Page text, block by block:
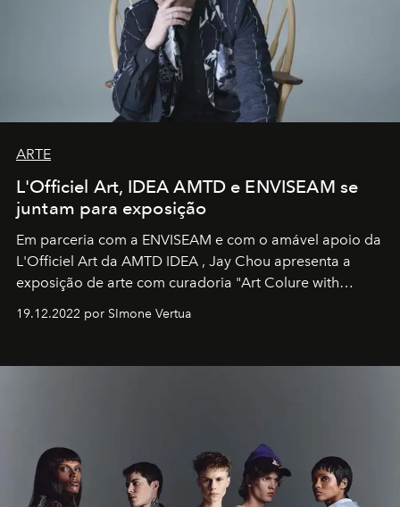
ARTE
L'Officiel Art, IDEA AMTD e ENVISEAM se
juntam para exposição
Em parceria com a ENVISEAM e com o amável apoio da
L'Officiel Art da AMTD IDEA , Jay Chou apresenta a
exposição de arte com curadoria "Art Colure with
19.12.2022 por SImone Vertua